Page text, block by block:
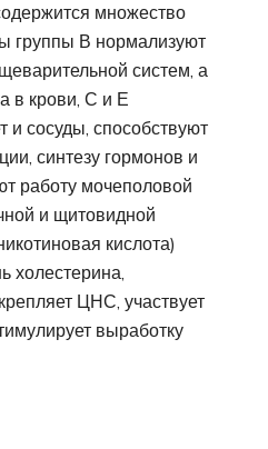
множество
группы В нормализуют
систем, а
в крови, С и Е
и сосуды, способствуют
синтезу гормонов и
работу мочеполовой
и щитовидной
кислота)
холестерина,
ЦНС, участвует
выработку